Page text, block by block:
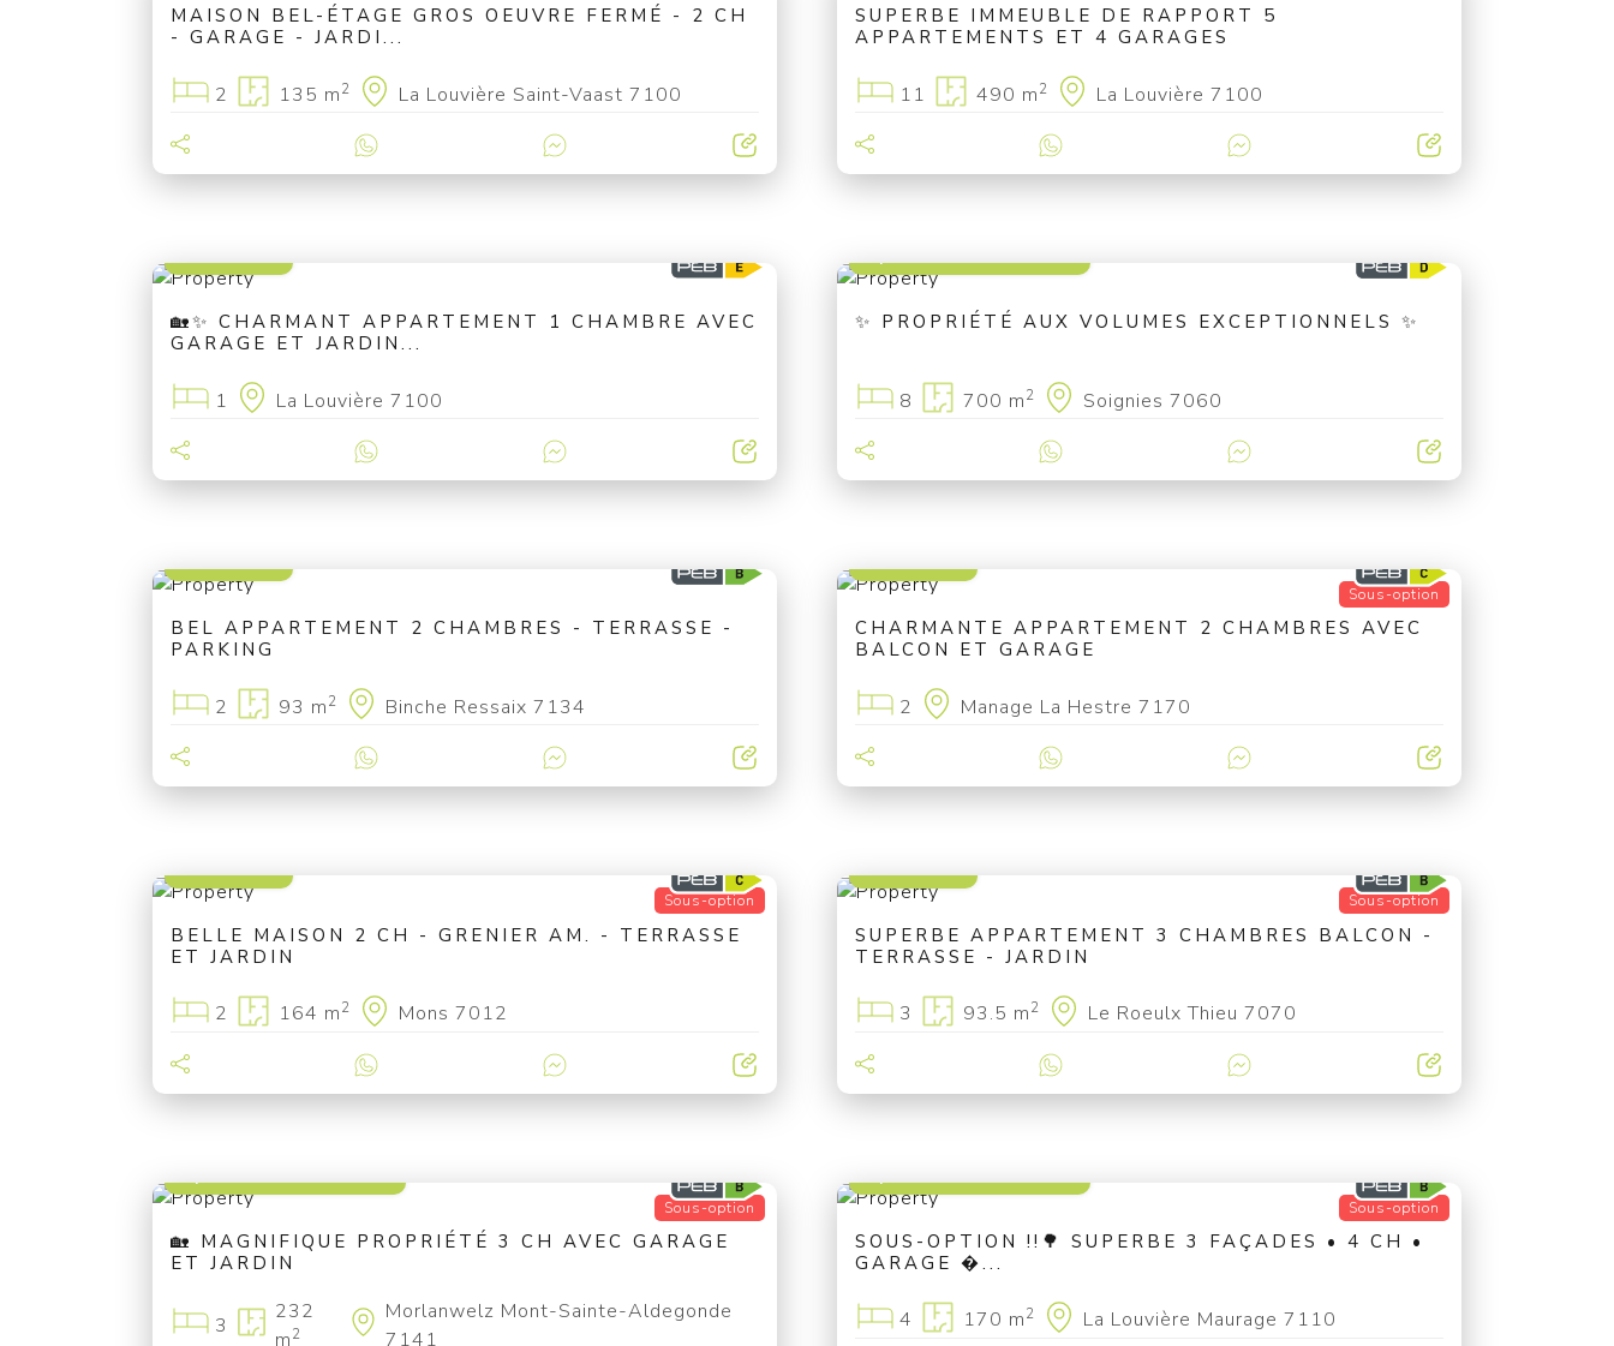
MAISON BEL-ÉTAGE GROS OEUVRE FERMÉ - 2 CH
- GARAGE - JARDI...
2 135 m2 La Louvière Saint-Vaast 7100
SUPERBE IMMEUBLE DE RAPPORT 5
APPARTEMENTS ET 4 GARAGES
11 490 m2 La Louvière 7100
🏡✨ CHARMANT APPARTEMENT 1 CHAMBRE AVEC
GARAGE ET JARDIN...
1 La Louvière 7100
✨ PROPRIÉTÉ AUX VOLUMES EXCEPTIONNELS ✨
8 700 m2 Soignies 7060
BEL APPARTEMENT 2 CHAMBRES - TERRASSE -
PARKING
2 93 m2 Binche Ressaix 7134
Sous-option
CHARMANTE APPARTEMENT 2 CHAMBRES AVEC
BALCON ET GARAGE
2 Manage La Hestre 7170
Sous-option
BELLE MAISON 2 CH - GRENIER AM. - TERRASSE
ET JARDIN
2 164 m2 Mons 7012
Sous-option
SUPERBE APPARTEMENT 3 CHAMBRES BALCON -
TERRASSE - JARDIN
3 93.5 m2 Le Roeulx Thieu 7070
Sous-option
🏡 MAGNIFIQUE PROPRIÉTÉ 3 CH AVEC GARAGE
ET JARDIN
3
232
m2
Morlanwelz Mont-Sainte-Aldegonde
7141
Sous-option
SOUS-OPTION !!🌳 SUPERBE 3 FAÇADES • 4 CH •
GARAGE �...
4 170 m2 La Louvière Maurage 7110